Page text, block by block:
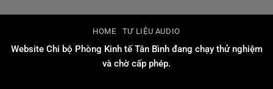
HOME TƯ LIỆU AUDIO
Website Chi bộ Phòng Kinh tế Tân Bình đang chạy thử nghiệm
và chờ cấp phép.